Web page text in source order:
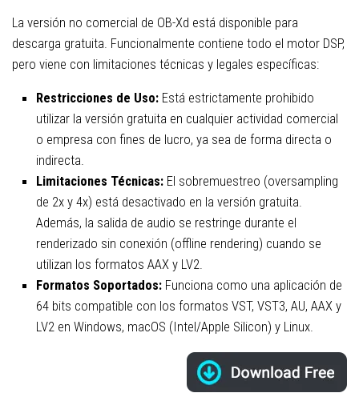
La versión no comercial de OB-Xd está disponible para
descarga gratuita. Funcionalmente contiene todo el motor DSP,
pero viene con limitaciones técnicas y legales específicas:
Restricciones de Uso: Está estrictamente prohibido
utilizar la versión gratuita en cualquier actividad comercial
o empresa con fines de lucro, ya sea de forma directa o
indirecta.
Limitaciones Técnicas: El sobremuestreo (oversampling
de 2x y 4x) está desactivado en la versión gratuita.
Además, la salida de audio se restringe durante el
renderizado sin conexión (offline rendering) cuando se
utilizan los formatos AAX y LV2.
Formatos Soportados: Funciona como una aplicación de
64 bits compatible con los formatos VST, VST3, AU, AAX y
LV2 en Windows, macOS (Intel/Apple Silicon) y Linux.